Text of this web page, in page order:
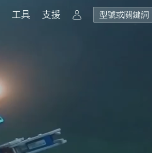
工具 支援 Account